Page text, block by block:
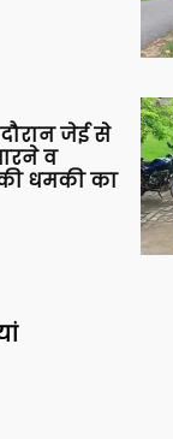
जेई से
व
की धमकी का